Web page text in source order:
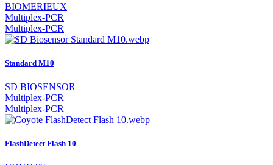
BIOMERIEUX
Multiplex-PCR
Multiplex-PCR
Standard M10
SD BIOSENSOR
Multiplex-PCR
Multiplex-PCR
FlashDetect Flash 10